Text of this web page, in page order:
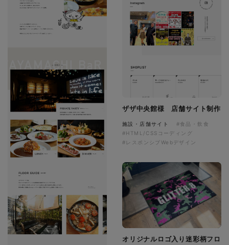
ザザ中央館様 店舗サイト制作
施設・店舗サイト
#食品・飲食
#HTML/CSSコーディング
#レスポンシブWebデザイン
オリジナルロゴ入り迷彩柄フロ